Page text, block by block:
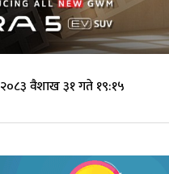
२०८३ वैशाख ३१ गते १९:१५